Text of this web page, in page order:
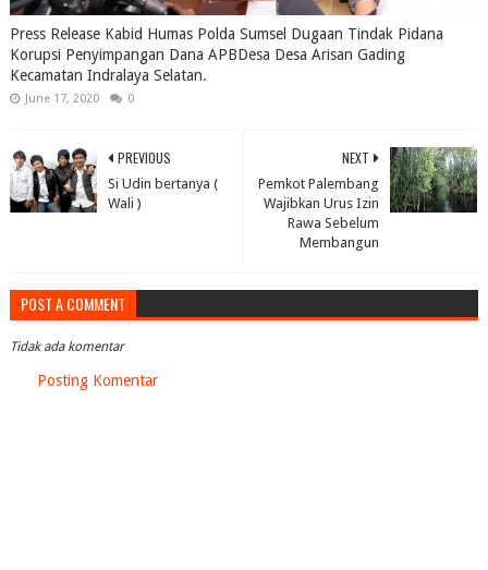
Press Release Kabid Humas Polda Sumsel Dugaan Tindak Pidana
Korupsi Penyimpangan Dana APBDesa Desa Arisan Gading
Kecamatan Indralaya Selatan.
June 17, 2020 0
NEXT
Pemkot Palembang
Wajibkan Urus Izin
Rawa Sebelum
Membangun
PREVIOUS
Si Udin bertanya (
Wali )
POST A COMMENT
Tidak ada komentar
Posting Komentar